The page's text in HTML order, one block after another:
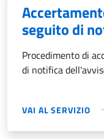
seguito di
Procedimento di
di notifica
VAI AL SERVIZIO